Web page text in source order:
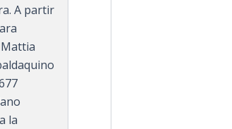
A partir
la